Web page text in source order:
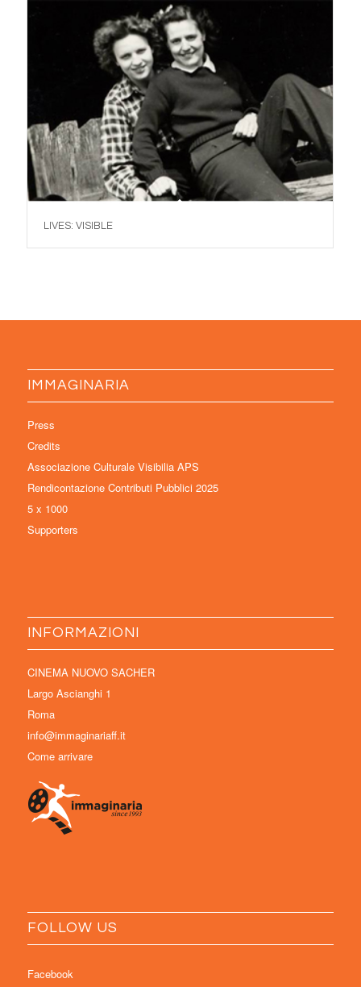
LIVES: VISIBLE
IMMAGINARIA
Press
Credits
Associazione Culturale Visibilia APS
Rendicontazione Contributi Pubblici 2025
5 x 1000
Supporters
INFORMAZIONI
CINEMA NUOVO SACHER
Largo Ascianghi 1
Roma
info@immaginariaff.it
Come arrivare
FOLLOW US
Facebook